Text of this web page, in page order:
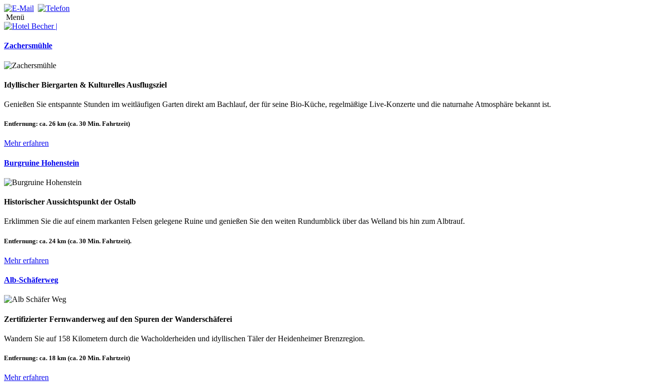
Menü
Zachersmühle
Idyllischer Biergarten & Kulturelles Ausflugsziel
Genießen Sie entspannte Stunden im weitläufigen Garten direkt am Bachlauf, der für seine Bio-Küche, regelmäßige Live-Konzerte und die naturnahe Atmosphäre bekannt ist.
Entfernung: ca. 26 km (ca. 30 Min. Fahrtzeit)
Mehr erfahren
Burgruine Hohenstein
Historischer Aussichtspunkt der Ostalb
Erklimmen Sie die auf einem markanten Felsen gelegene Ruine und genießen Sie den weiten Rundumblick über das Welland bis hin zum Albtrauf.
Entfernung: ca. 24 km (ca. 30 Min. Fahrtzeit).
Mehr erfahren
Alb-Schäferweg
Zertifizierter Fernwanderweg auf den Spuren der Wanderschäferei
Wandern Sie auf 158 Kilometern durch die Wacholderheiden und idyllischen Täler der Heidenheimer Brenzregion.
Entfernung: ca. 18 km (ca. 20 Min. Fahrtzeit)
Mehr erfahren